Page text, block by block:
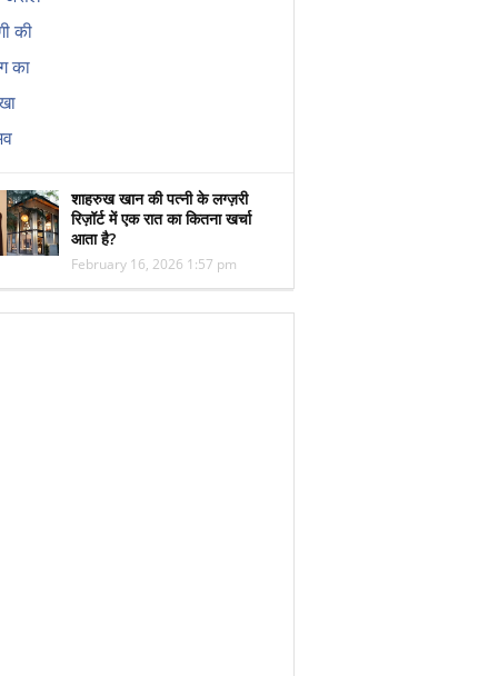
शाहरुख खान की पत्नी के लग्ज़री
रिज़ॉर्ट में एक रात का कितना खर्चा
आता है?
February 16, 2026 1:57 pm